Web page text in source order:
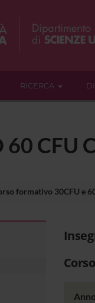
RICERCA
60 CFU
formativo 30CFU e